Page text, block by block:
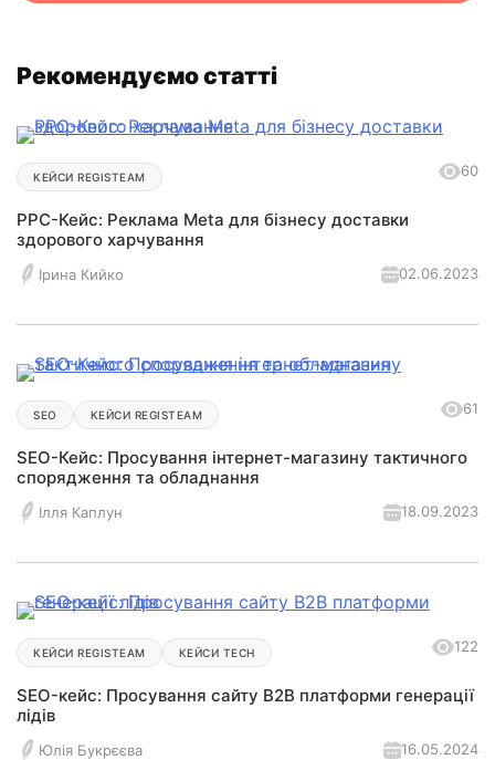
Рекомендуємо статті
КЕЙСИ REGISTEAM 60
РРС-Кейс: Реклама Meta для бізнесу доставки
здорового харчування
Ірина Кийко 02.06.2023
SEO КЕЙСИ REGISTEAM 61
SEO-Кейс: Просування інтернет-магазину тактичного
спорядження та обладнання
Ілля Каплун 18.09.2023
КЕЙСИ REGISTEAM КЕЙСИ TECH 122
SEO-кейс: Просування сайту B2B платформи генерації
лідів
Юлія Букрєєва 16.05.2024